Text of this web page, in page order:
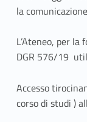
e
n
t
a
m
la
L’Ateneo, per
DGR 576/19
Accesso
corso di studi )